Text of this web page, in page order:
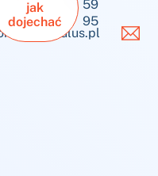
jak
dojechać
59
95